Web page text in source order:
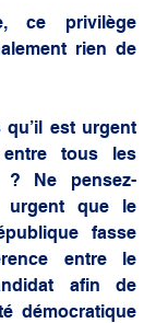
ce privilège
rien de
qu’il est urgent
tous les
? Ne pensez-
urgent que le
fasse
entre le
afin de
démocratique